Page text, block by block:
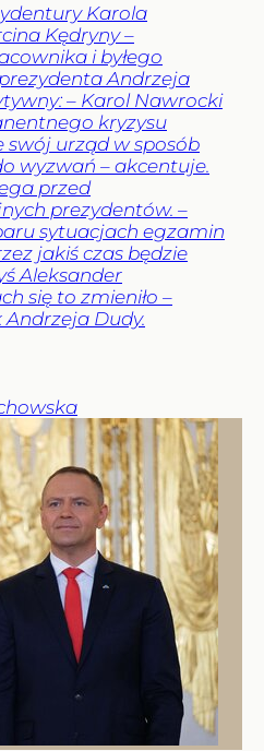
Karola
Kędryny –
i byłego
Andrzeja
– Karol Nawrocki
kryzysu
urząd w sposób
wyzwań – akcentuje.
przed
prezydentów. –
sytuacjach egzamin
jakiś czas będzie
Aleksander
się to zmieniło –
Andrzeja Dudy.